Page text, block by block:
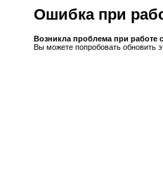
Ошибка при
Возникла проблема при работе
Вы можете попробовать обновить